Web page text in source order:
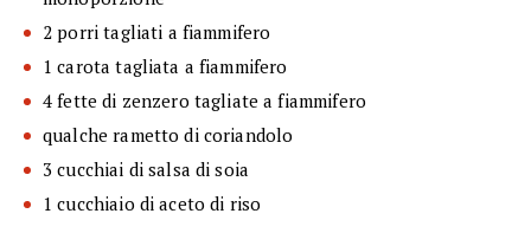
2 porri tagliati a fiammifero
1 carota tagliata a fiammifero
4 fette di zenzero tagliate a fiammifero
qualche rametto di coriandolo
3 cucchiai di salsa di soia
1 cucchiaio di aceto di riso